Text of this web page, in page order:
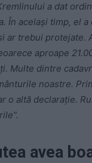
a dat
În același timp, el a
ar trebui protejate.
aproape
Multe dintre
noastre.
o altă declarație.
avea